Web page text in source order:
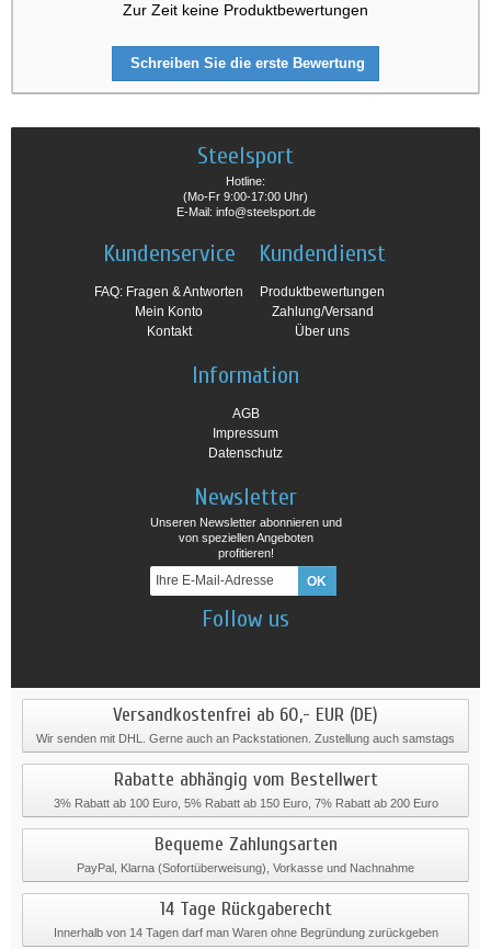
Zur Zeit keine Produktbewertungen
Schreiben Sie die erste Bewertung
Steelsport
Hotline:
(Mo-Fr 9:00-17:00 Uhr)
E-Mail: info@steelsport.de
Kundenservice
FAQ: Fragen & Antworten
Mein Konto
Kontakt
Kundendienst
Produktbewertungen
Zahlung/Versand
Über uns
Information
AGB
Impressum
Datenschutz
Newsletter
Unseren Newsletter abonnieren und
von speziellen Angeboten
profitieren!
Follow us
Versandkostenfrei ab 60,- EUR (DE)
Wir senden mit DHL. Gerne auch an Packstationen. Zustellung auch samstags
Rabatte abhängig vom Bestellwert
3% Rabatt ab 100 Euro, 5% Rabatt ab 150 Euro, 7% Rabatt ab 200 Euro
Bequeme Zahlungsarten
PayPal, Klarna (Sofortüberweisung), Vorkasse und Nachnahme
14 Tage Rückgaberecht
Innerhalb von 14 Tagen darf man Waren ohne Begründung zurückgeben